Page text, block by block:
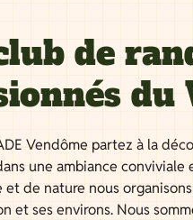
de
du
Vendôme partez à la
une ambiance conviviale
et de nature nous
et ses environs. Nous